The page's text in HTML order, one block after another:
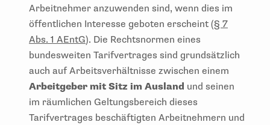
Arbeitnehmer anzuwenden sind, wenn dies im
öffentlichen Interesse geboten erscheint (§ 7
Abs. 1 AEntG). Die Rechtsnormen eines
bundesweiten Tarifvertrages sind grundsätzlich
auch auf Arbeitsverhältnisse zwischen einem
Arbeitgeber mit Sitz im Ausland und seinen
im räumlichen Geltungsbereich dieses
Tarifvertrages beschäftigten Arbeitnehmern und